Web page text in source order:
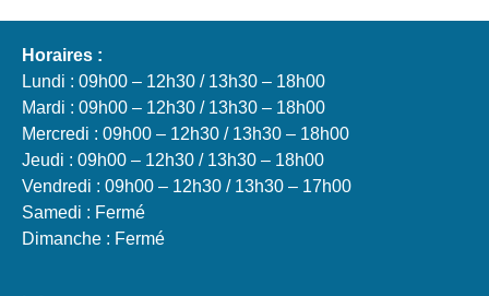
Horaires :
Lundi : 09h00 – 12h30 / 13h30 – 18h00
Mardi : 09h00 – 12h30 / 13h30 – 18h00
Mercredi : 09h00 – 12h30 / 13h30 – 18h00
Jeudi : 09h00 – 12h30 / 13h30 – 18h00
Vendredi : 09h00 – 12h30 / 13h30 – 17h00
Samedi : Fermé
Dimanche : Fermé